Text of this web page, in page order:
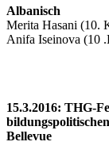
Albanisch
Merita Hasani (10.
Anifa Iseinova (10
15.3.2016: THG-
Bellevue